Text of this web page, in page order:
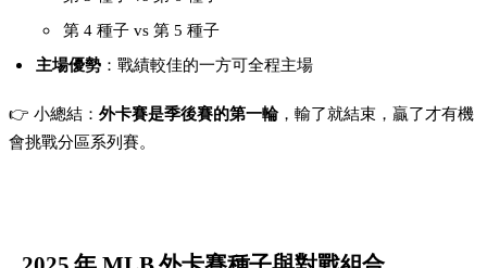
第 4 種子 vs 第 5 種子
主場優勢 ：戰績較佳的一方可全程主場
👉 小總結： 外卡賽是季後賽的第一輪，輸了就結束，贏了才有機
會挑戰分區系列賽。